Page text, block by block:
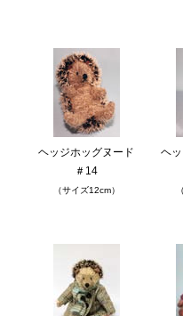
ヘッジホッグヌード
＃14
（サイズ12cm）
ヘ